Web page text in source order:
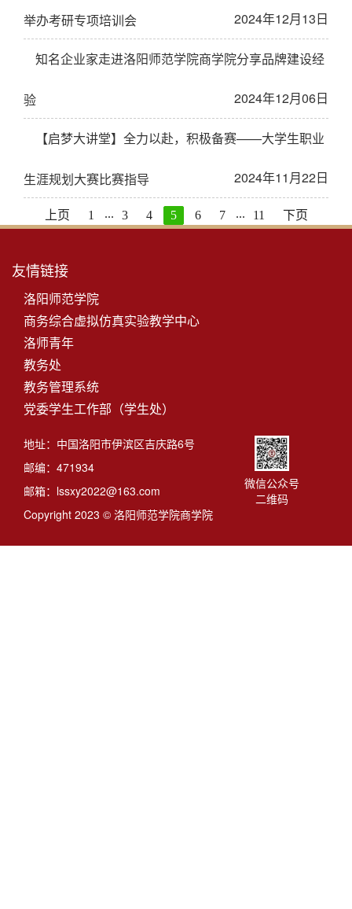
举办考研专项培训会 2024年12月13日
知名企业家走进洛阳师范学院商学院分享品牌建设经
验 2024年12月06日
【启梦大讲堂】全力以赴，积极备赛——大学生职业
生涯规划大赛比赛指导 2024年11月22日
上页 1 ... 3 4 5 6 7 ... 11 下页
友情链接
洛阳师范学院
商务综合虚拟仿真实验教学中心
洛师青年
教务处
教务管理系统
党委学生工作部（学生处）
地址：中国洛阳市伊滨区吉庆路6号
邮编：471934
邮箱：lssxy2022@163.com
Copyright 2023 © 洛阳师范学院商学院
微信公众号
二维码